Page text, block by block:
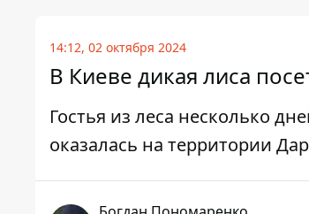
14:12, 02 октября 2024
В Киеве дикая лиса
Гостья из леса несколько
оказалась на территории